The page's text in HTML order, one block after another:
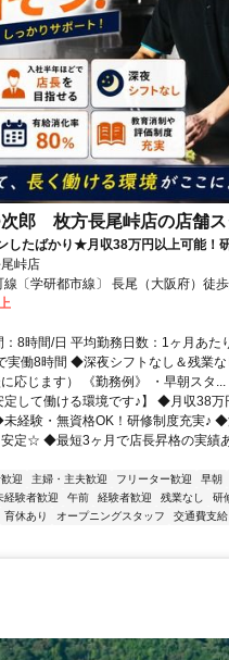
郎 枚方長尾峠店の店舗ス
したばかり★月収38万円以上可能！
務なし＆残業なし！
峠店
線〔学研都市線〕 長尾（大阪府）徒
線〕 松井山手西口徒歩約43分、京阪
可】樟葉駅よりバス「高野道」バス停
家具町一丁目」バス停下車徒歩6分
8時間/日 平均勤務日数：1ヶ月あた
実働8時間 ◆深夜シフトなし＆残業な
応じます） 《勤務例》 ・早朝スタ...
して働ける環境です♪】 ◆月収38万
経験・無資格OK！研修制度充実♪ ◆
安定☆ ◆最短3ヶ月で店長昇格の実績
迎 主婦・主夫歓迎 フリーター歓迎 早朝
経験者歓迎 午前 経験者歓迎 残業なし 研
育休あり オープニングスタッフ
交通費支給